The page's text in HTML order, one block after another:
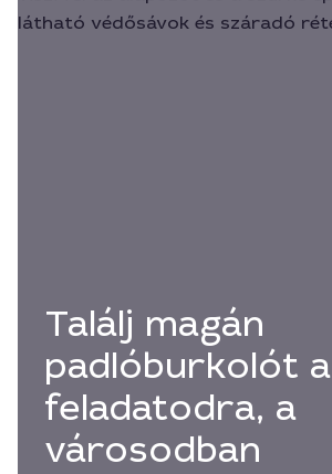
Találj magán
padlóburkolót a
feladatodra, a
városodban